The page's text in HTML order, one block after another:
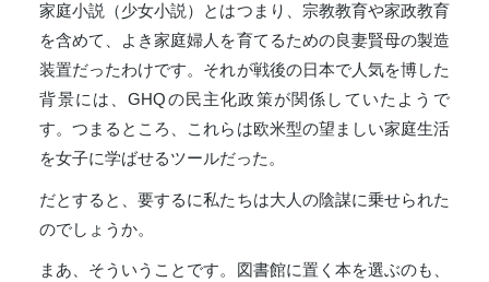
家庭小説（少女小説）とはつまり、宗教教育や家政教育
を含めて、よき家庭婦人を育てるための良妻賢母の製造
装置だったわけです。それが戦後の日本で人気を博した
背景には、GHQの民主化政策が関係していたようで
す。つまるところ、これらは欧米型の望ましい家庭生活
を女子に学ばせるツールだった。
だとすると、要するに私たちは大人の陰謀に乗せられた
のでしょうか。
まあ、そういうことです。図書館に置く本を選ぶのも、